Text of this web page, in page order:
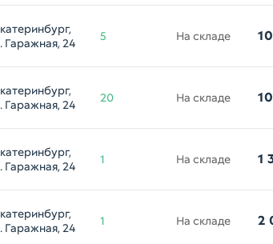
Гаражная, 24
5 На складе
Гаражная, 24
20 На складе
Гаражная, 24
1 На складе 1
Гаражная, 24
1 На складе 2